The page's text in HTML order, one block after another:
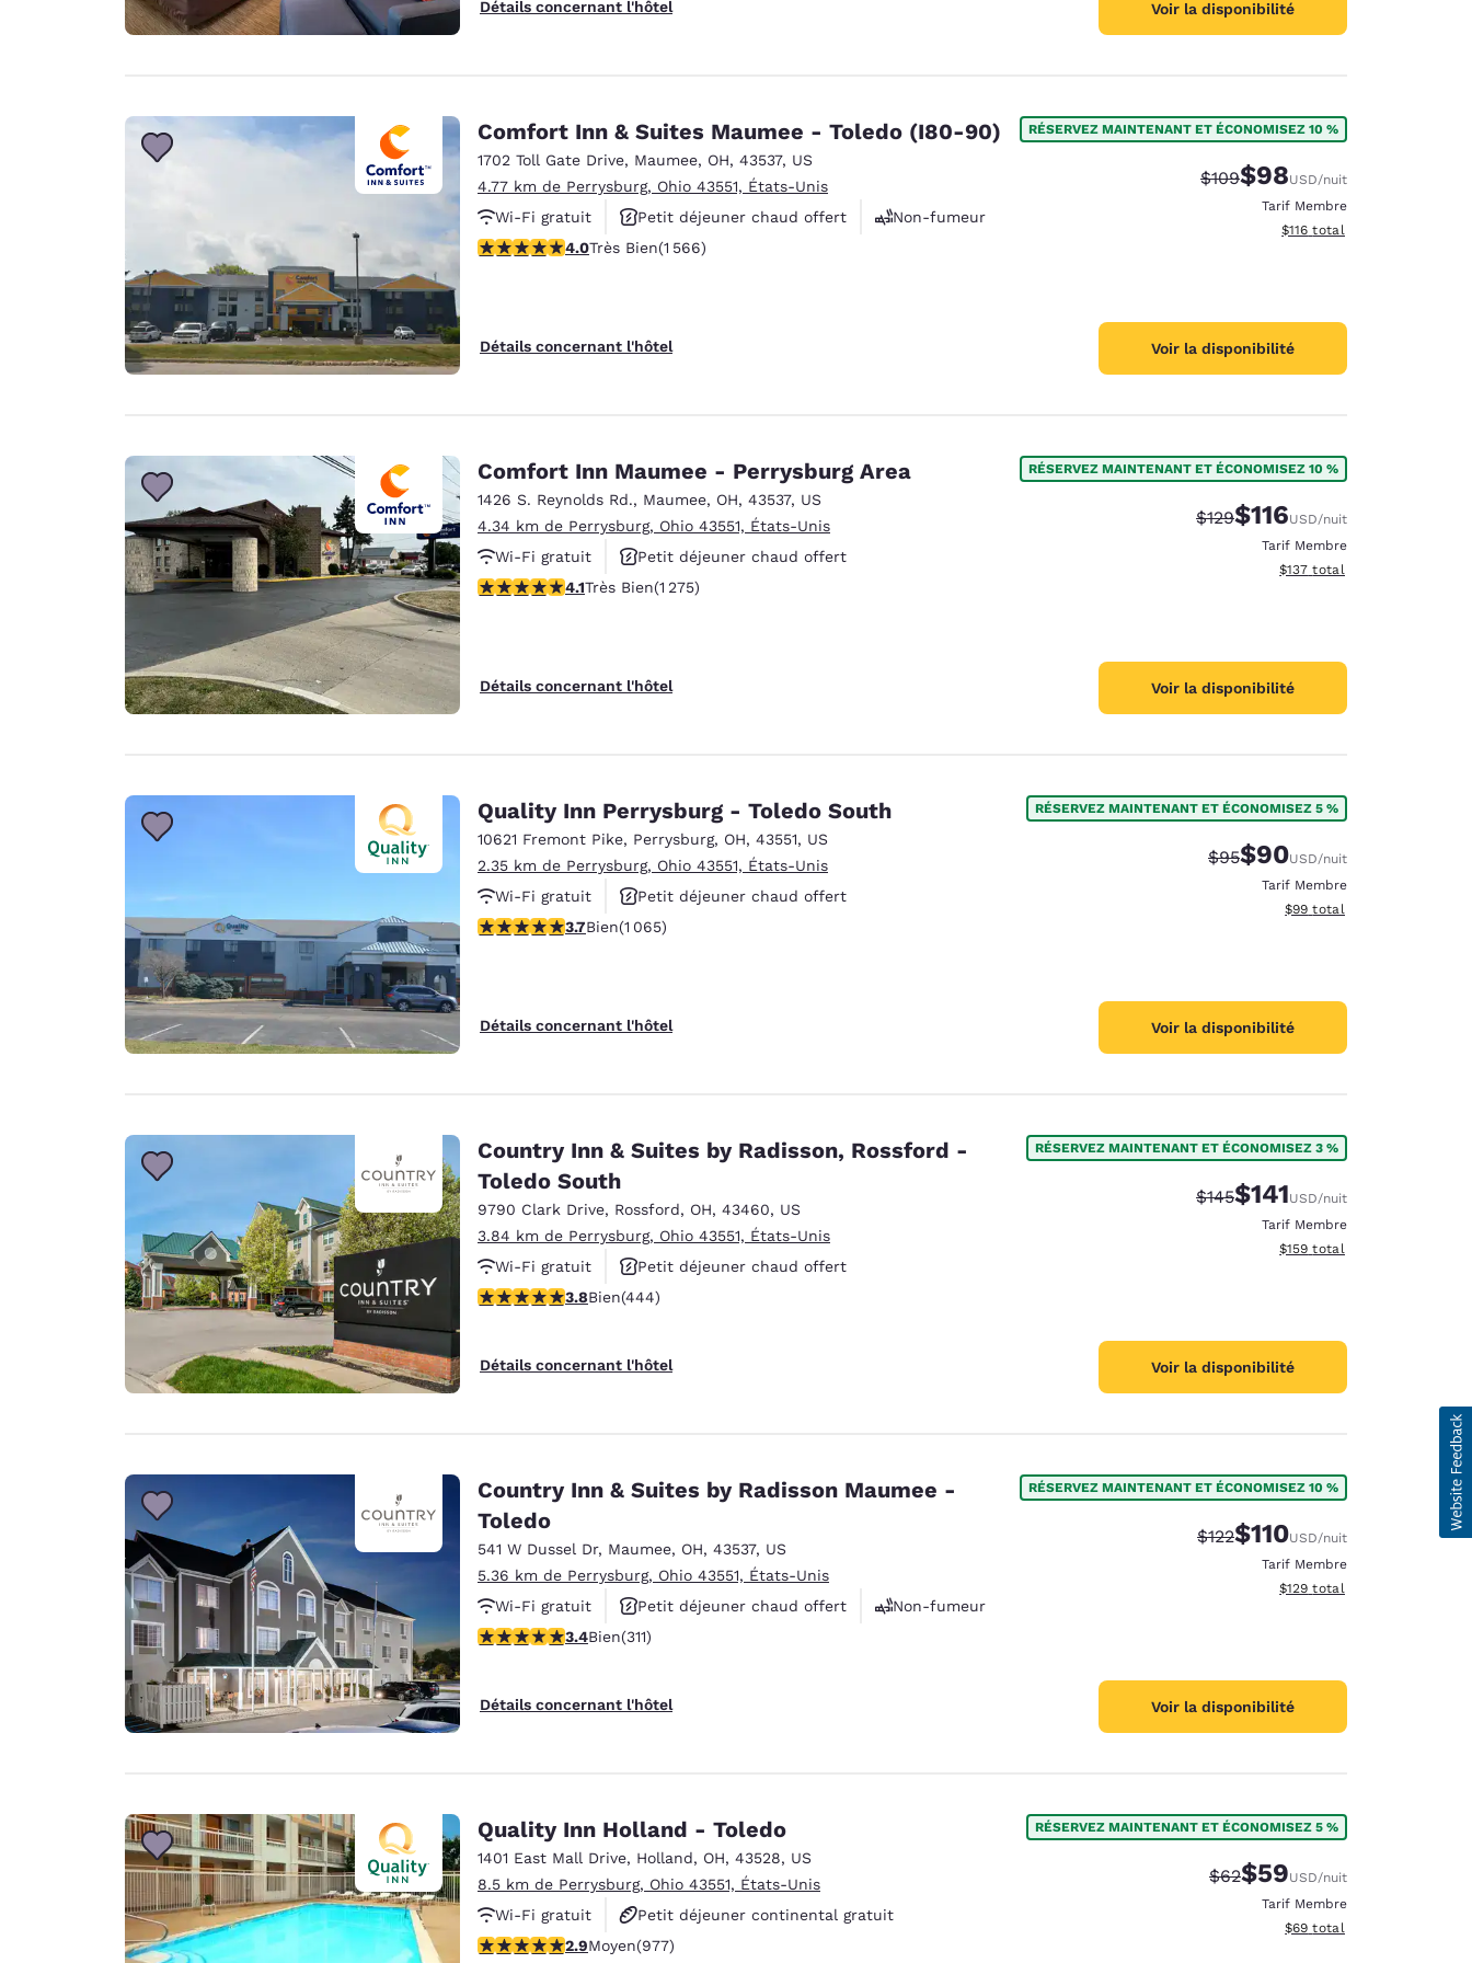
Détails concernant l'hôtel Voir la disponibilité
Comfort Inn & Suites Maumee - Toledo (I80-90)
1702 Toll Gate Drive, Maumee, OH, 43537, US
4.77 km de Perrysburg, Ohio 43551, États-Unis
Wi-Fi gratuit
Petit déjeuner chaud offert
Non-fumeur
4.05 étoiles. Très Bien. 1566 commentaires
4.0Très Bien(1 566)
Détails concernant l'hôtel
RÉSERVEZ MAINTENANT ET ÉCONOMISEZ 10 %
Tarif barré :
$109Tarif réduit :
$98USD/nuit
Tarif Membre
Afficher les détails du total
$116 total
Voir la disponibilité
Comfort Inn Maumee - Perrysburg Area
1426 S. Reynolds Rd., Maumee, OH, 43537, US
4.34 km de Perrysburg, Ohio 43551, États-Unis
Wi-Fi gratuit
Petit déjeuner chaud offert
Animaux acceptés
4.1 étoiles. Très Bien. 1275 commentaires
4.1Très Bien(1 275)
Détails concernant l'hôtel
RÉSERVEZ MAINTENANT ET ÉCONOMISEZ 10 %
Tarif barré :
$129Tarif réduit :
$116USD/nuit
Tarif Membre
Afficher les détails du total
$137 total
Voir la disponibilité
Quality Inn Perrysburg - Toledo South
10621 Fremont Pike, Perrysburg, OH, 43551, US
2.35 km de Perrysburg, Ohio 43551, États-Unis
Wi-Fi gratuit
Petit déjeuner chaud offert
Animaux acceptés
3.71 étoiles. Bien. 1065 commentaires
3.7Bien(1 065)
Détails concernant l'hôtel
RÉSERVEZ MAINTENANT ET ÉCONOMISEZ 5 %
Tarif barré :
$95Tarif réduit :
$90USD/nuit
Tarif Membre
Afficher les détails du total
$99 total
Voir la disponibilité
Country Inn & Suites by Radisson, Rossford -
Toledo South
9790 Clark Drive, Rossford, OH, 43460, US
3.84 km de Perrysburg, Ohio 43551, États-Unis
Wi-Fi gratuit
Petit déjeuner chaud offert
Animaux acceptés
3.79 étoiles. Bien. 444 commentaires
3.8Bien(444)
Détails concernant l'hôtel
RÉSERVEZ MAINTENANT ET ÉCONOMISEZ 3 %
Tarif barré :
$145Tarif réduit :
$141USD/nuit
Tarif Membre
Afficher les détails du total
$159 total
Voir la disponibilité
Country Inn & Suites by Radisson Maumee -
Toledo
541 W Dussel Dr, Maumee, OH, 43537, US
5.36 km de Perrysburg, Ohio 43551, États-Unis
Wi-Fi gratuit
Petit déjeuner chaud offert
Non-fumeur
3.39 étoiles. Bien. 311 commentaires
3.4Bien(311)
Détails concernant l'hôtel
RÉSERVEZ MAINTENANT ET ÉCONOMISEZ 10 %
Tarif barré :
$122Tarif réduit :
$110USD/nuit
Tarif Membre
Afficher les détails du total
$129 total
Voir la disponibilité
Quality Inn Holland - Toledo
1401 East Mall Drive, Holland, OH, 43528, US
8.5 km de Perrysburg, Ohio 43551, États-Unis
Wi-Fi gratuit
Petit déjeuner continental gratuit
Petit déjeuner Grab & Go gratuit
2.89 étoiles. Moyen. 977 commentaires
2.9Moyen(977)
RÉSERVEZ MAINTENANT ET ÉCONOMISEZ 5 %
Tarif barré :
$62Tarif réduit :
$59USD/nuit
Tarif Membre
Afficher les détails du total
$69 total